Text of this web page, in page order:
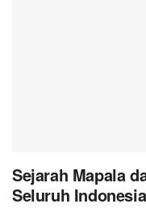
Sejarah Mapala
Seluruh Indonesia